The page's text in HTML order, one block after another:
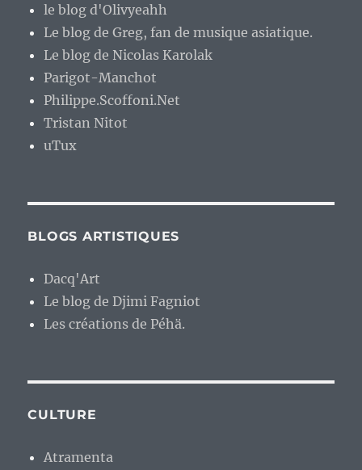
le blog d'Olivyeahh
Le blog de Greg, fan de musique asiatique.
Le blog de Nicolas Karolak
Parigot-Manchot
Philippe.Scoffoni.Net
Tristan Nitot
uTux
BLOGS ARTISTIQUES
Dacq'Art
Le blog de Djimi Fagniot
Les créations de Péhä.
CULTURE
Atramenta